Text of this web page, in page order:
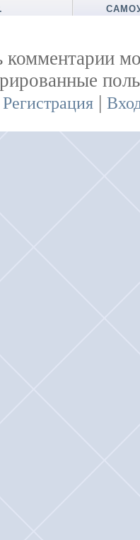
комментарии
Регистрация |